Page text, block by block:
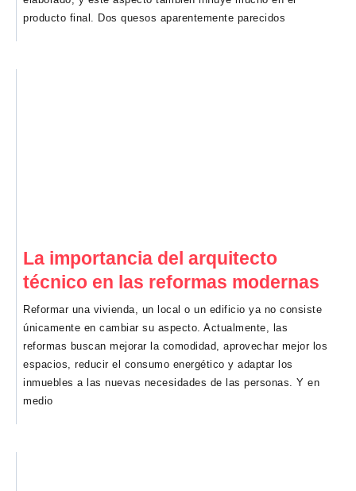
producto final. Dos quesos aparentemente parecidos
La importancia del arquitecto
técnico en las reformas modernas
Reformar una vivienda, un local o un edificio ya no consiste
únicamente en cambiar su aspecto. Actualmente, las
reformas buscan mejorar la comodidad, aprovechar mejor los
espacios, reducir el consumo energético y adaptar los
inmuebles a las nuevas necesidades de las personas. Y en
medio